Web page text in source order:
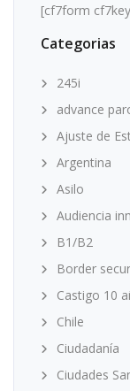
[cf7form
Categorias
245i
advance
Ajuste de
Argentina
Asilo
Audiencia
B1/B2
Border
Castigo 10
Chile
Ciudadanía
Ciudades